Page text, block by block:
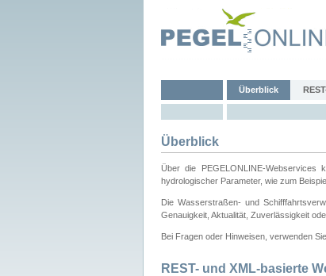
Überblick
Überblick
Über die PEGELONLINE-Webservices
hydrologischer Parameter, wie zum
Die Wasserstraßen- und
Genauigkeit, Aktualität, Zuverlässigkeit
Bei Fragen oder Hinweisen, verwenden
REST- und XML-basierte